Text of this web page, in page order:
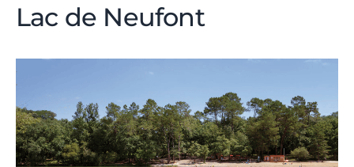
Lac de Neufont